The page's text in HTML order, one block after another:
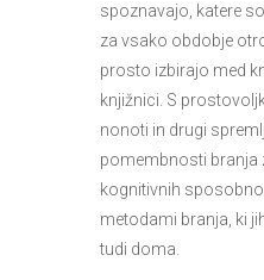
spoznavajo, katere
za vsako obdobje
prosto izbirajo med
knjižnici. S
nonoti in drugi
pomembnosti branja
kognitivnih
metodami branja, ki
tudi doma.